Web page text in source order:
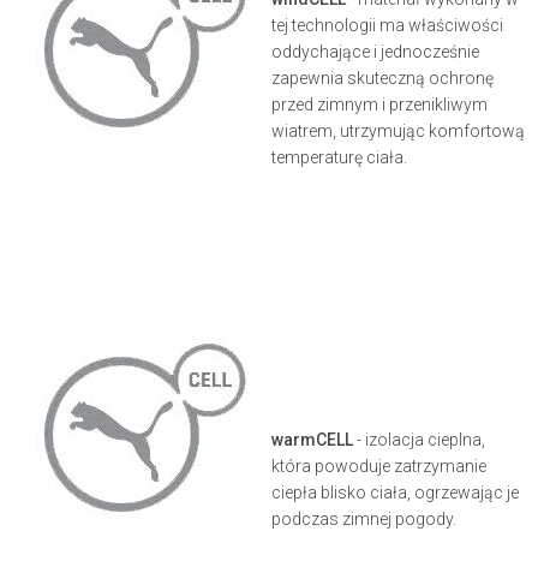
tej technologii ma właściwości
oddychające i jednocześnie
zapewnia skuteczną ochronę
przed zimnym i przenikliwym
wiatrem, utrzymując komfortową
temperaturę ciała.
warmCELL- izolacja cieplna,
która powoduje zatrzymanie
ciepła blisko ciała, ogrzewając je
podczas zimnej pogody.